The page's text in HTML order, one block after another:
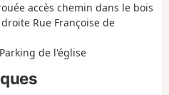
accès chemin dans le bois
Rue Françoise de
de l'église